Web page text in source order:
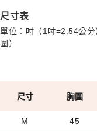
尺寸表
單位：吋（1吋=2.54公
圍）
尺寸 胸圍
M 45